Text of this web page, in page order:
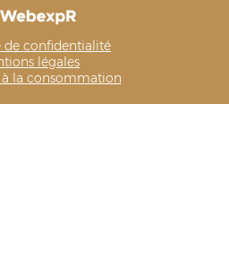
de confidentialité
légales
la consommation